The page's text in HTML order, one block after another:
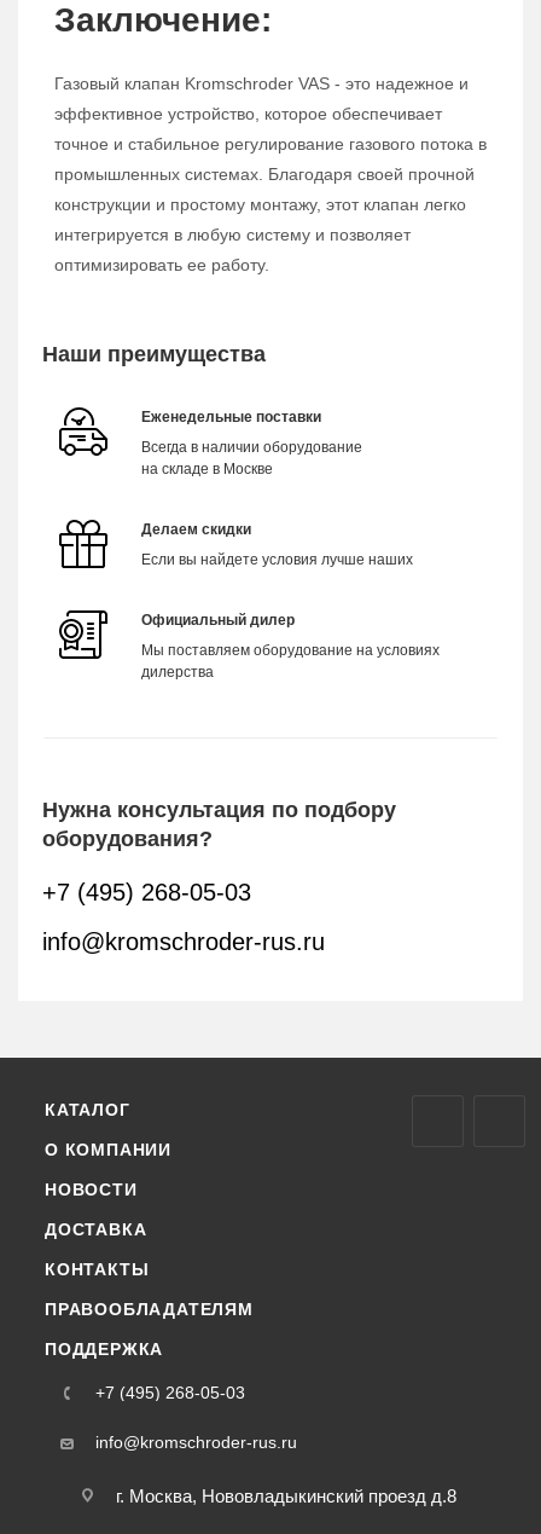
Заключение:
Газовый клапан Kromschroder VAS - это надежное и
эффективное устройство, которое обеспечивает
точное и стабильное регулирование газового потока в
промышленных системах. Благодаря своей прочной
конструкции и простому монтажу, этот клапан легко
интегрируется в любую систему и позволяет
оптимизировать ее работу.
Наши преимущества
Еженедельные поставки
Всегда в наличии оборудование
на складе в Москве
Делаем скидки
Если вы найдете условия лучше наших
Официальный дилер
Мы поставляем оборудование на условиях
дилерства
Нужна консультация по подбору
оборудования?
+7 (495) 268-05-03
info@kromschroder-rus.ru
КАТАЛОГ
О КОМПАНИИ
НОВОСТИ
ДОСТАВКА
КОНТАКТЫ
ПРАВООБЛАДАТЕЛЯМ
ПОДДЕРЖКА
+7 (495) 268-05-03
info@kromschroder-rus.ru
г. Москва, Нововладыкинский проезд д.8